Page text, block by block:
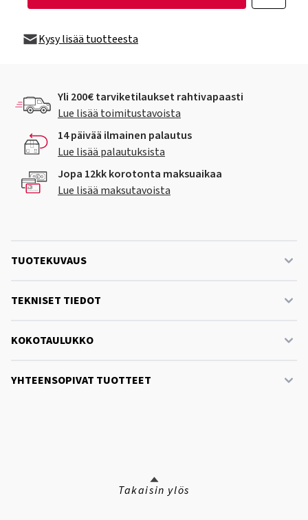
Kysy lisää tuotteesta
Yli 200€ tarviketilaukset rahtivapaasti
Lue lisää toimitustavoista
14 päivää ilmainen palautus
Lue lisää palautuksista
Jopa 12kk korotonta maksuaikaa
Lue lisää maksutavoista
TUOTEKUVAUS
TEKNISET TIEDOT
KOKOTAULUKKO
YHTEENSOPIVAT TUOTTEET
Takaisin ylös